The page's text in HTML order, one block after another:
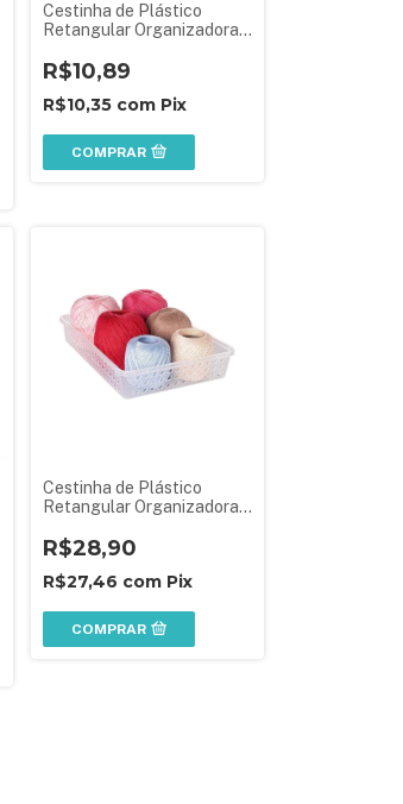
Cestinha de Plástico
Retangular Organizadora
R$10,89
R$10,35 com Pix
COMPRAR
Cestinha de Plástico
Retangular Organizadora
R$28,90
R$27,46 com Pix
COMPRAR